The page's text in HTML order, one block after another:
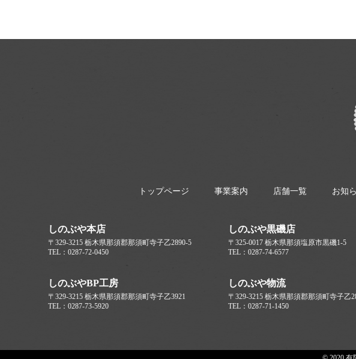
トップページ 事業案内 店舗一覧 お知
しのぶや本店
〒329-3215 栃木県那須郡那須町寺子乙2890-5
TEL：0287-72-0450
しのぶや黒磯店
〒325-0017 栃木県那須塩原市黒磯1-5
TEL：0287-74-6577
しのぶやBP工房
〒329-3215 栃木県那須郡那須町寺子乙3921
TEL：0287-73-5920
しのぶや物流
〒329-3215 栃木県那須郡那須町寺子乙
TEL：0287-71-1450